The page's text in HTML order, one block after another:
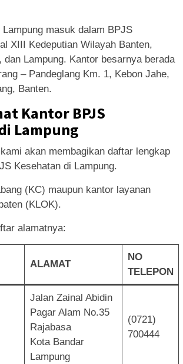
masuk dalam BPJS
XIII Kedeputian Wilayah Banten,
dan Lampung. Kantor besarnya berada
– Pandeglang Km. 1, Kebon Jahe,
Banten.
Kantor BPJS
Lampung
akan membagikan daftar lengkap
Kesehatan di Lampung.
(KC) maupun kantor layanan
(KLOK).
alamatnya:
ALAMAT
NO
TELEPON
Jalan Zainal Abidin
Pagar Alam No.35
Rajabasa
Kota Bandar
Lampung
(0721)
700444